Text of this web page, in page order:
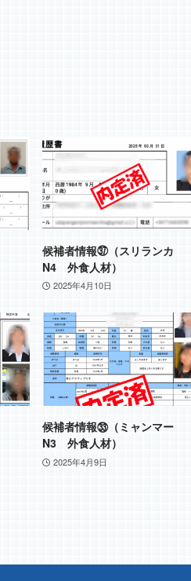
候補者情報㊲（スリランカ
N4 外食人材）
2025年4月10日
候補者情報㉝（ミャンマー
N3 外食人材）
2025年4月9日